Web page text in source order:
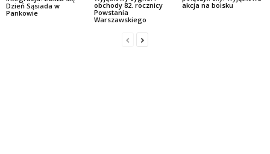
Dzień Sąsiada w
Pankowie
obchody 82. rocznicy
Powstania
Warszawskiego
akcja na boisku